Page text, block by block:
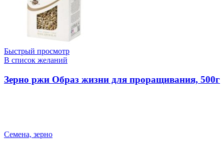
Быстрый просмотр
В список желаний
Зерно ржи Образ жизни для проращивания, 500г
Семена, зерно